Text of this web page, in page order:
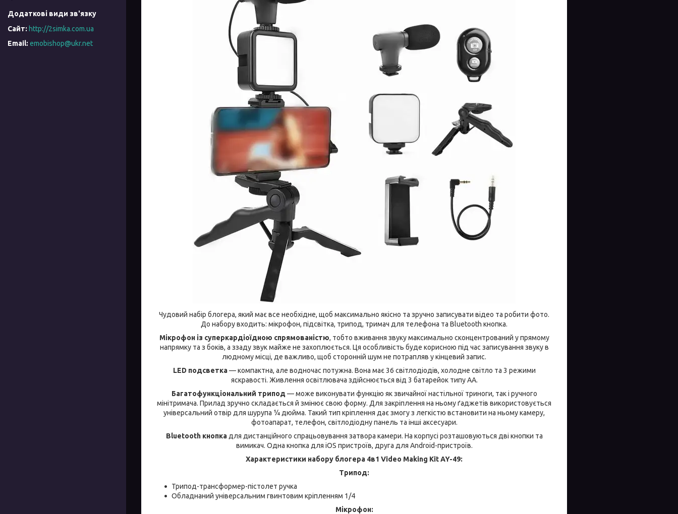
Чудовий набір блогера, який має все необхідне, щоб максимально якісно та зручно записувати відео та робити фото.
До набору входить: мікрофон, підсвітка, трипод, тримач для телефона та Bluetooth кнопка.
Мікрофон із суперкардіоїдною спрямованістю, тобто вживання звуку максимально сконцентрований у прямому
напрямку та з боків, а ззаду звук майже не захоплюється. Ця особливість буде корисною під час записування звуку в
людному місці, де важливо, щоб сторонній шум не потрапляв у кінцевий запис.
LED подсветка — компактна, але водночас потужна. Вона має 36 світлодіодів, холодне світло та 3 режими
яскравості. Живлення освітлювача здійснюється від 3 батарейок типу АА.
Багатофункціональний трипод — може виконувати функцію як звичайної настільної триноги, так і ручного
мінітримача. Прилад зручно складається й змінює свою форму. Для закріплення на ньому ґаджетів використовується
універсальний отвір для шурупа 1⁄4 дюйма. Такий тип кріплення дає змогу з легкістю встановити на ньому камеру,
фотоапарат, телефон, світлодіодну панель та інші аксесуари.
Bluetooth кнопка для дистанційного спрацьовування затвора камери. На корпусі розташовуються дві кнопки та
вимикач. Одна кнопка для iOS пристроїв, друга для Android-пристроїв.
Характеристики набору блогера 4в1 Video Making Kit AY-49:
Трипод:
Трипод-трансформер-пістолет ручка
Обладнаний універсальним гвинтовим кріпленням 1/4
Мікрофон:
http://2simka.com.ua
emobishop@ukr.net